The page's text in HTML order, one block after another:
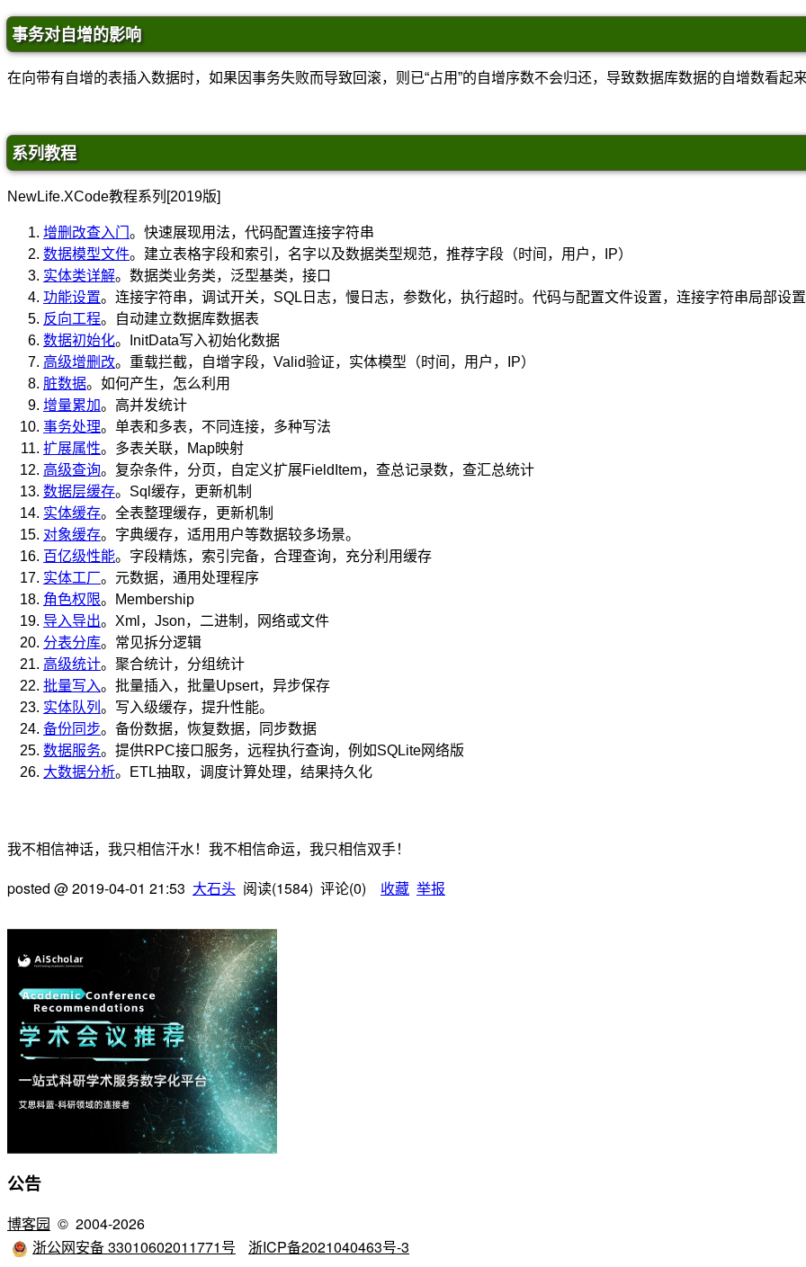
事务对自增的影响
在向带有自增的表插入数据时，如果因事务失败而导致回滚，则已“占用”的自增序数不会归还，导致数据库数据的自增数看起
系列教程
NewLife.XCode教程系列[2019版]
增删改查入门 。快速展现用法，代码配置连接字符串
数据模型文件。建立表格字段和索引，名字以及数据类型规范，推荐字段（时间，用户，IP）
实体类详解。数据类业务类，泛型基类，接口
功能设置。连接字符串，调试开关，SQL日志，慢日志，参数化，执行超时。代码与配置文件设置，连接字符串局部设置
反向工程。自动建立数据库数据表
数据初始化。InitData写入初始化数据
高级增删改。重载拦截，自增字段，Valid验证，实体模型（时间，用户，IP）
脏数据。如何产生，怎么利用
增量累加。高并发统计
事务处理。单表和多表，不同连接，多种写法
扩展属性。多表关联，Map映射
高级查询。复杂条件，分页，自定义扩展FieldItem，查总记录数，查汇总统计
数据层缓存。Sql缓存，更新机制
实体缓存。全表整理缓存，更新机制
对象缓存。字典缓存，适用用户等数据较多场景。
百亿级性能。字段精炼，索引完备，合理查询，充分利用缓存
实体工厂。元数据，通用处理程序
角色权限。Membership
导入导出。Xml，Json，二进制，网络或文件
分表分库。常见拆分逻辑
高级统计。聚合统计，分组统计
批量写入。批量插入，批量Upsert，异步保存
实体队列 。写入级缓存，提升性能。
备份同步。备份数据，恢复数据，同步数据
数据服务。提供RPC接口服务，远程执行查询，例如SQLite网络版
大数据分析。ETL抽取，调度计算处理，结果持久化
我不相信神话，我只相信汗水！我不相信命运，我只相信双手！
posted @2019-04-01 21:53 大石头 阅读(1584) 评论(0) 收藏 举报
公告
博客园 © 2004-2026
浙公网安备 33010602011771号
浙ICP备2021040463号-3